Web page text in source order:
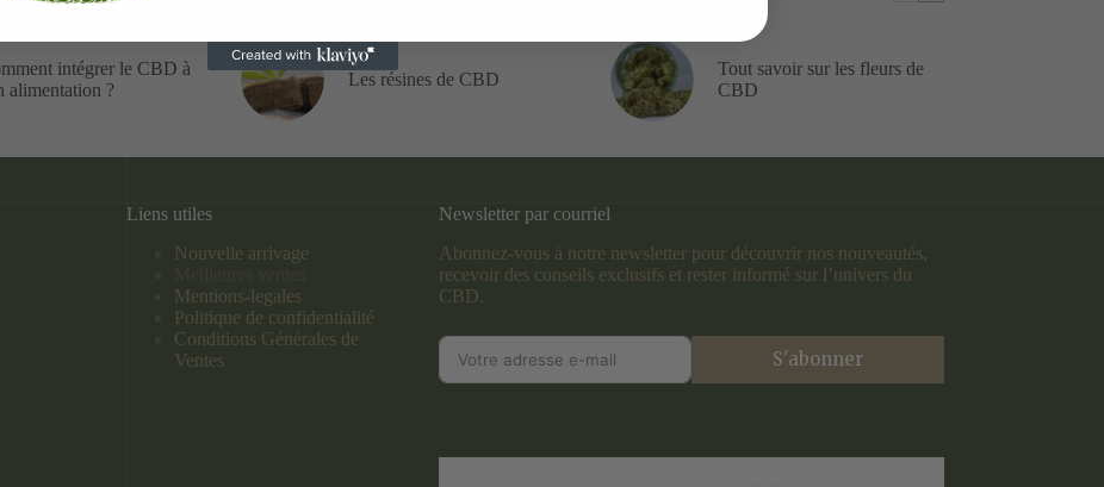
intégrer le CBD à
alimentation ?
Les résines de CBD
Tout savoir sur les fleurs de
CBD
Liens utiles
Nouvelle arrivage
Mentions-legales
Politique de confidentialité
Conditions Générales de
Ventes
Newsletter par courriel
Abonnez-vous à notre newsletter pour découvrir nos nouveautés,
recevoir des conseils exclusifs et rester informé sur l’univers du
CBD.
S'abonner